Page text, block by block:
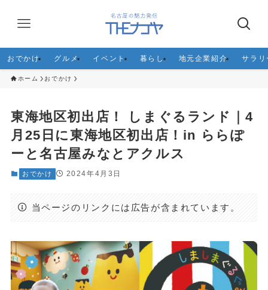
おでかけ グルメ イベント 暮らし 地元企業紹介 サラリ
ホーム おでかけ
東海地区初出店！ しまぐるランド｜4
月25日に東海地区初出店！in ららぽ
ーと名古屋みなとアクルス
おでかけ 2024年4月3日
当ページのリンクには広告が含まれています。